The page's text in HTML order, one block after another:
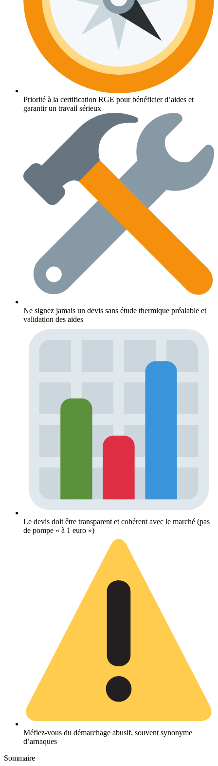
Priorité à la certification RGE pour bénéficier d’aides et
garantir un travail sérieux
Ne signez jamais un devis sans étude thermique préalable et
validation des aides
Le devis doit être transparent et cohérent avec le marché (pas
de pompe « à 1 euro »)
Méfiez-vous du démarchage abusif, souvent synonyme
d’arnaques
Sommaire